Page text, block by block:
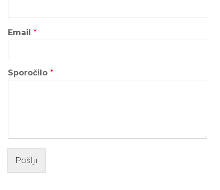
Email *
Sporočilo *
Pošlji